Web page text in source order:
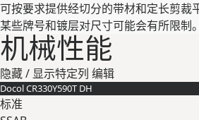
可按要求提供经切分的带材和定长剪裁
某些牌号和镀层对尺⼨可能会有所限制。
机械性能
隐藏 / 显示特定列 编辑
Docol CR330Y590T DH
标准